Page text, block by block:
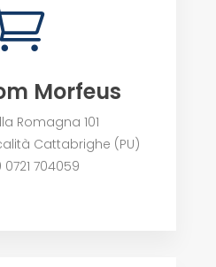
Morfeus
Romagna 101
Cattabrighe (PU)
0721 704059